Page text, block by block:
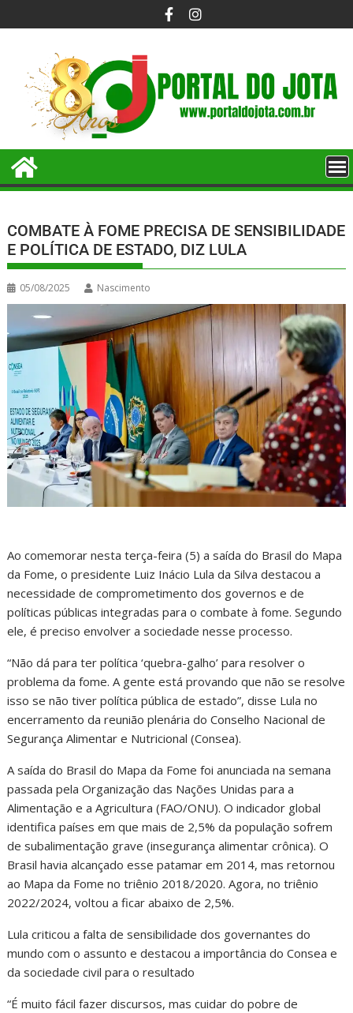
COMBATE À FOME PRECISA DE SENSIBILIDADE
E POLÍTICA DE ESTADO, DIZ LULA
05/08/2025 Nascimento
Ao comemorar nesta terça-feira (5) a saída do Brasil do Mapa
da Fome, o presidente Luiz Inácio Lula da Silva destacou a
necessidade de comprometimento dos governos e de
políticas públicas integradas para o combate à fome. Segundo
ele, é preciso envolver a sociedade nesse processo.
“Não dá para ter política ‘quebra-galho’ para resolver o
problema da fome. A gente está provando que não se resolve
isso se não tiver política pública de estado”, disse Lula no
encerramento da reunião plenária do Conselho Nacional de
Segurança Alimentar e Nutricional (Consea).
A saída do Brasil do Mapa da Fome foi anunciada na semana
passada pela Organização das Nações Unidas para a
Alimentação e a Agricultura (FAO/ONU). O indicador global
identifica países em que mais de 2,5% da população sofrem
de subalimentação grave (insegurança alimentar crônica). O
Brasil havia alcançado esse patamar em 2014, mas retornou
ao Mapa da Fome no triênio 2018/2020. Agora, no triênio
2022/2024, voltou a ficar abaixo de 2,5%.
Lula criticou a falta de sensibilidade dos governantes do
mundo com o assunto e destacou a importância do Consea e
da sociedade civil para o resultado
“É muito fácil fazer discursos, mas cuidar do pobre de